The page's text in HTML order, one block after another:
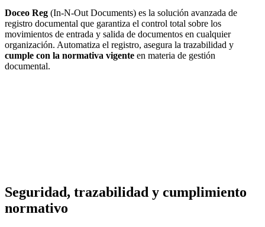
Doceo Reg (In-N-Out Documents) es la solución avanzada de
registro documental que garantiza el control total sobre los
movimientos de entrada y salida de documentos en cualquier
organización. Automatiza el registro, asegura la trazabilidad y
cumple con la normativa vigente en materia de gestión
documental.
Seguridad, trazabilidad y cumplimiento
normativo